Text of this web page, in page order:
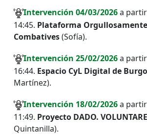
Intervención 04/03/2026a
14:45. Plataforma Orgullosamente
Combatives(Sofía).
Intervención 25/02/2026a
16:44. Espacio CyL Digital de
Martínez).
Intervención 18/02/2026a
11:49. Proyecto DADO.
Quintanilla).